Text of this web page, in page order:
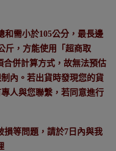
和需小於105公分，最長邊
斤，方能使用「超商取
併計算方式，故無法預估
內。若出貨時發現您的貨
人與您聯繫，若同意進行
損等問題，請於7日內與我